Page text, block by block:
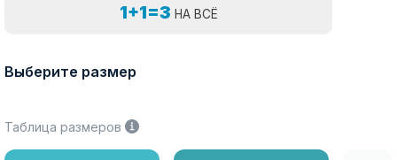
1+1=3 НА ВСЁ
Выберите размер
Таблица размеров